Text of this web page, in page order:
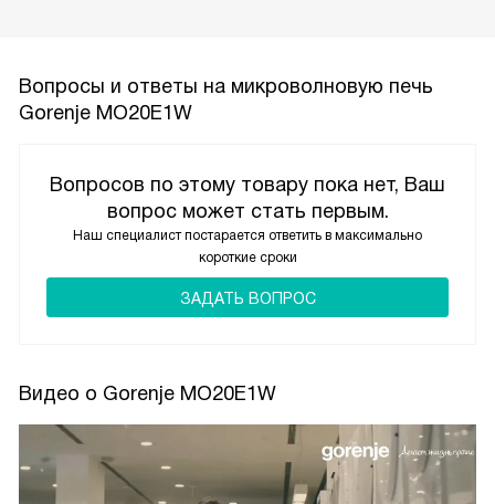
Вопросы и ответы на микроволновую печь
Gorenje MO20E1W
Вопросов по этому товару пока нет, Ваш
вопрос может стать первым.
Наш специалист постарается ответить в максимально
короткие сроки
ЗАДАТЬ ВОПРОС
Видео о Gorenje MO20E1W